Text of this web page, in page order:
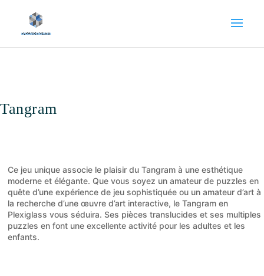
Tangram
Ce jeu unique associe le plaisir du Tangram à une esthétique
moderne et élégante. Que vous soyez un amateur de puzzles en
quête d’une expérience de jeu sophistiquée ou un amateur d’art à
la recherche d’une œuvre d’art interactive, le Tangram en
Plexiglass vous séduira. Ses pièces translucides et ses multiples
puzzles en font une excellente activité pour les adultes et les
enfants.